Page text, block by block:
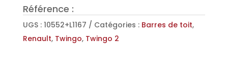
en
Acier
pour
Référence :
UGS : 10552+L1167 Catégories : Barres de toit,
Renault, Twingo, Twingo 2